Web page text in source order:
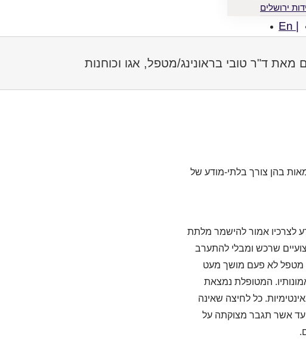
ירושלים
| En
מאת ד"ר טובי בראונינג/מטפל, אגו וכוחנות
בהן צורך בלתי-מודע של
לצרכיו אמור להישמר מלתת
שרכש ומבלי להתערב
מטפל לא פעם מושך מעט
המטופלת נמצאת
כל לחיצה שאינה
עד אשר תגבר מצוקתה על